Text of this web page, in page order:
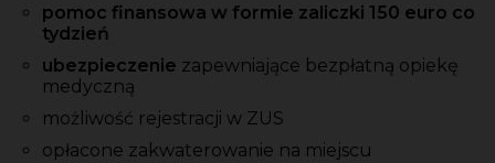
pomoc finansowa w formie zaliczki 150 euro co
tydzień
ubezpieczenie zapewniające bezpłatną opiekę
medyczną
możliwość rejestracji w ZUS
opłacone zakwaterowanie na miejscu